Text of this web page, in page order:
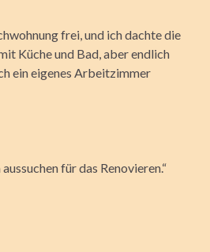
frei, und ich dachte die
Küche und Bad, aber endlich
ein eigenes Arbeitzimmer
für das Renovieren.“